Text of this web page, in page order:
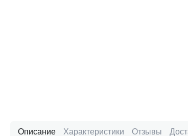
Описание Характеристики Отзывы